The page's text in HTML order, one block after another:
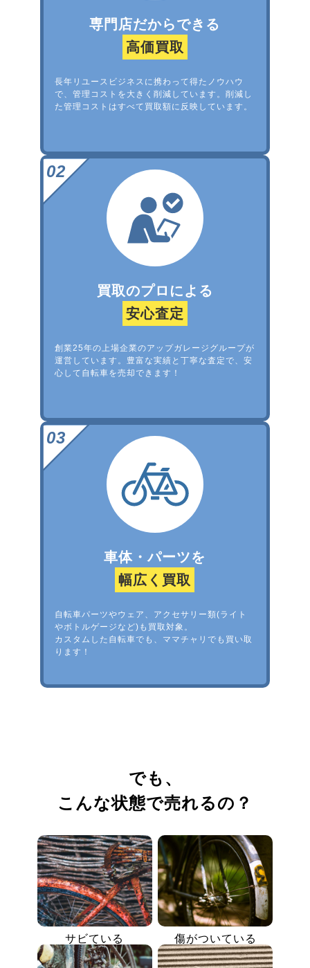
専門店だからできる
高価買取
長年リユースビジネスに携わって得たノウハウ
で、管理コストを大きく削減しています。削減し
た管理コストはすべて買取額に反映しています。
買取のプロによる
安心査定
創業25年の上場企業のアップガレージグループが
運営しています。豊富な実績と丁寧な査定で、安
心して自転車を売却できます！
車体・パーツを
幅広く買取
自転車パーツやウェア、アクセサリー類(ライト
やボトルゲージなど)も買取対象。
カスタムした自転車でも、ママチャリでも買い取
ります！
でも、
こんな状態で売れるの？
サビている 傷がついている